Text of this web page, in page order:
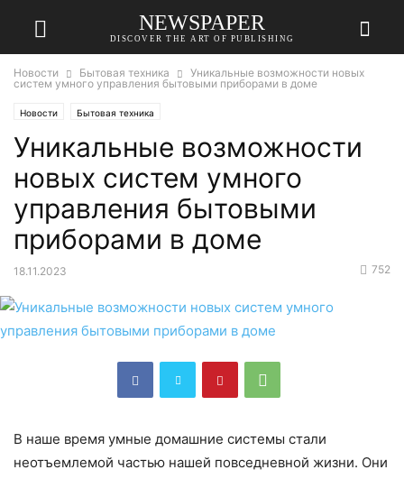
NEWSPAPER
DISCOVER THE ART OF PUBLISHING
Новости Бытовая техника
Уникальные возможности новых
систем умного управления бытовыми приборами в доме
Новости Бытовая техника
Уникальные возможности
новых систем умного
управления бытовыми
приборами в доме
18.11.2023 752
В наше время умные домашние системы стали
неотъемлемой частью нашей повседневной жизни. Они